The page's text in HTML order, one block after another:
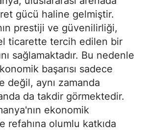
gücü haline gelmiştir.
prestiji ve güvenilirliği,
ticarette tercih edilen bir
sağlamaktadır. Bu nedenle
başarısı sadece
değil, aynı zamanda
da takdir görmektedir.
ekonomik
refahına olumlu katkıda